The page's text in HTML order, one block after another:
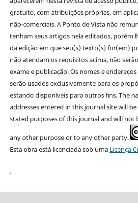
gratuito, com atribuições próprias, em
não-comerciais. A Ponto de Vista não
tenham seus artigos nela editados, porém
da edição em que seu(s) texto(s) for(em)
não atendam os requisitos acima, não
exame e publicação. Os nomes e
serão usados exclusivamente para os
estando disponíveis para outros fins. The
addresses entered in this journal site will
stated purposes of this journal and will not
any other purpose or to any other party.
Esta obra está licenciada sob uma Licença
.